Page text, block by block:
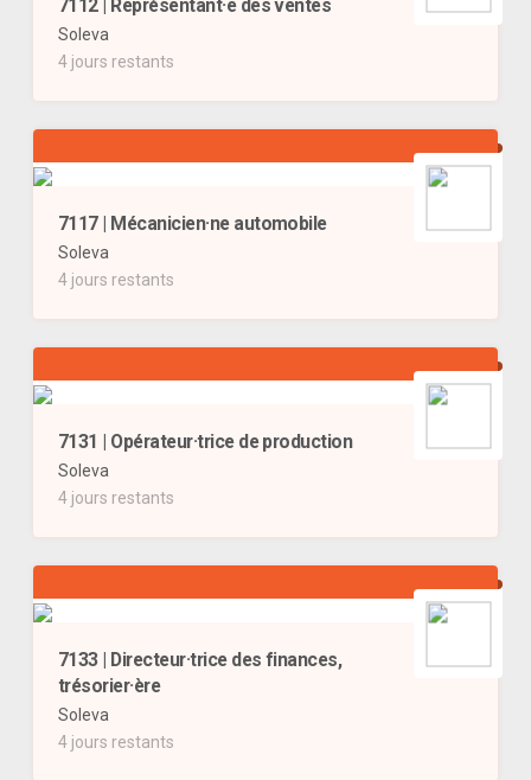
7112 | Représentant·e des ventes
Soleva
4 jours restants
7117 | Mécanicien·ne automobile
Soleva
4 jours restants
7131 | Opérateur·trice de production
Soleva
4 jours restants
7133 | Directeur·trice des finances,
trésorier·ère
Soleva
4 jours restants